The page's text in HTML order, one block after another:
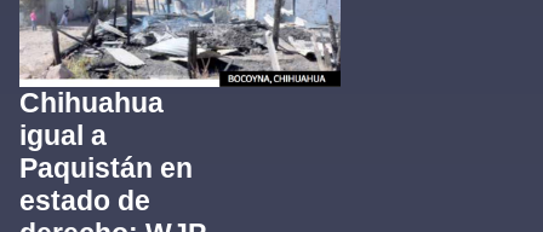
Chihuahua
igual a
Paquistán en
estado de